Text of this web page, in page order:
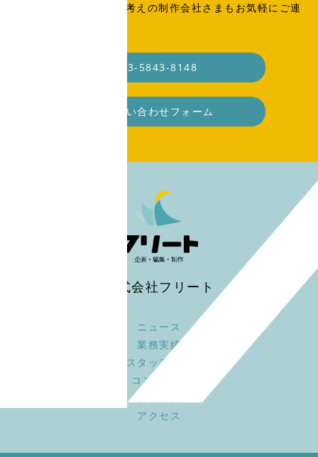
SOHO・業務委託をお考えの制作会社さまもお気軽にご連
03-5843-8148
お問い合わせフォーム
株式会社フリート
ニュース
業務実績
スタッフ募集
コンセプト
アクセス